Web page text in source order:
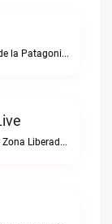
Culturas que viajan en el viento de la PatagoniaFM Ciudad 90.1 live
24hs de buenas cancionesRadio Zona Liberada live